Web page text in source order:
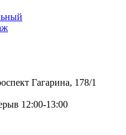
Гагарина, 178/1
12:00-13:00